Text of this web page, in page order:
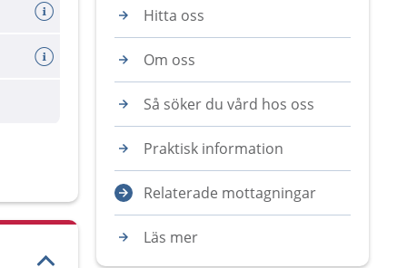
Hitta oss
Om oss
Så söker du vård hos oss
Praktisk information
Relaterade mottagningar
Läs mer